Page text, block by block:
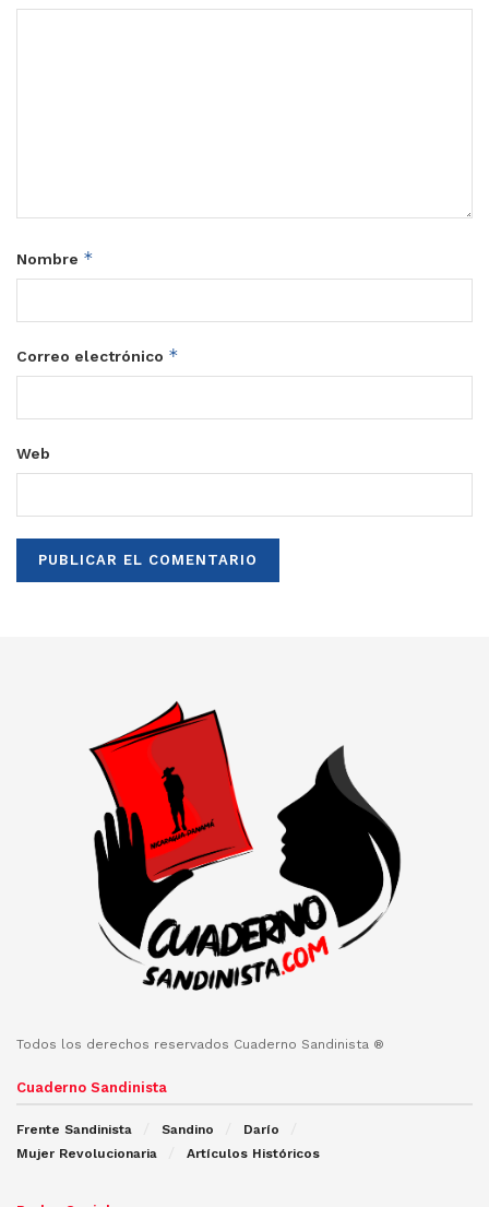
Nombre *
Correo electrónico *
Web
Todos los derechos reservados Cuaderno Sandinista ®
Cuaderno Sandinista
Frente Sandinista Sandino
Darío
Mujer Revolucionaria
Artículos Históricos